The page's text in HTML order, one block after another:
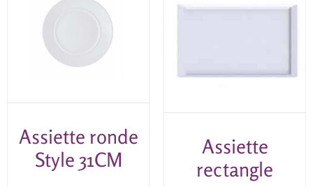
Assiette ronde
Style 31CM
Assiette
rectangle